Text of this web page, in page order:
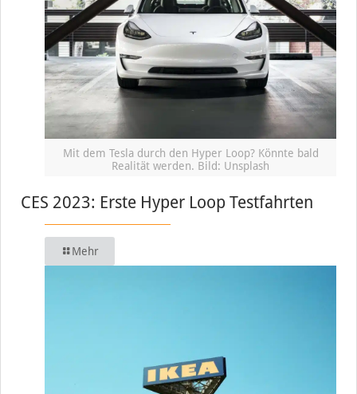
Mit dem Tesla durch den Hyper Loop? Könnte bald
Realität werden. Bild: Unsplash
CES 2023: Erste Hyper Loop Testfahrten
Mehr